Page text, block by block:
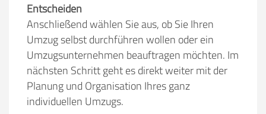
Entscheiden
Anschließend wählen Sie aus, ob Sie Ihren
Umzug selbst durchführen wollen oder ein
Umzugsunternehmen beauftragen möchten. Im
nächsten Schritt geht es direkt weiter mit der
Planung und Organisation Ihres ganz
individuellen Umzugs.